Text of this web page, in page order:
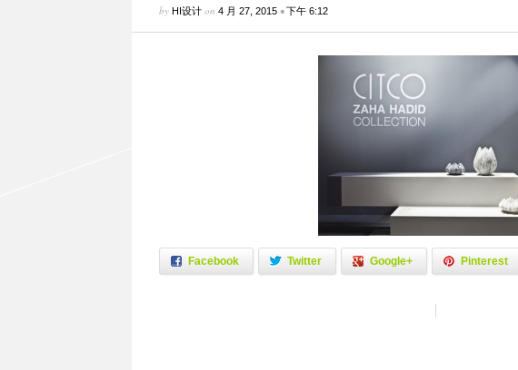
by HI设计on 4 月 27, 2015•下午 6:12
Facebook Twitter Google+ Pinterest